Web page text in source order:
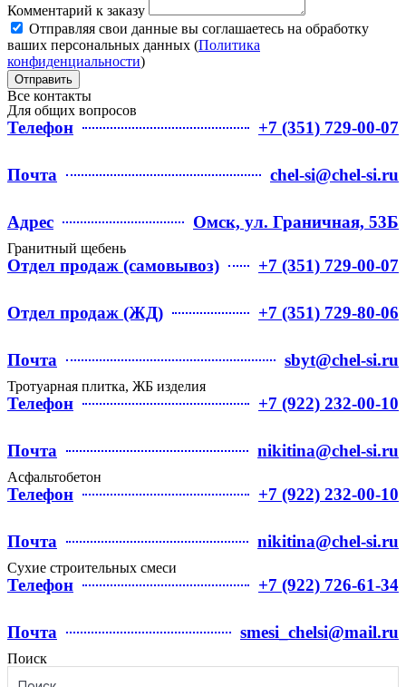
Комментарий к заказу
Отправляя свои данные вы соглашаетесь на обработку
ваших персональных данных (Политика
конфиденциальности)
Отправить
Все контакты
Для общих вопросов
Телефон +7 (351) 729-00-07
Почта chel-si@chel-si.ru
Адрес Омск, ул. Граничная, 53Б
Гранитный щебень
Отдел продаж (самовывоз) +7 (351) 729-00-07
Отдел продаж (ЖД) +7 (351) 729-80-06
Почта sbyt@chel-si.ru
Тротуарная плитка, ЖБ изделия
Телефон +7 (922) 232-00-10
Почта nikitina@chel-si.ru
Асфальтобетон
Телефон +7 (922) 232-00-10
Почта nikitina@chel-si.ru
Сухие строительных смеси
Телефон +7 (922) 726-61-34
Почта smesi_chelsi@mail.ru
Поиск